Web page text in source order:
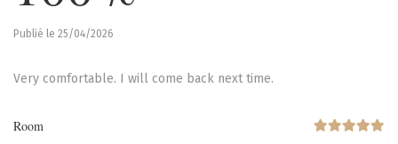
Publié le 25/04/2026
Very comfortable. I will come back next time.
Room